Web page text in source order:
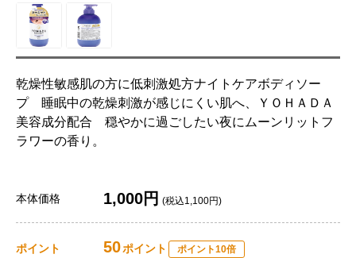
乾燥性敏感肌の方に低刺激処方ナイトケアボディソー
プ 睡眠中の乾燥刺激が感じにくい肌へ、ＹＯＨＡＤＡ
美容成分配合 穏やかに過ごしたい夜にムーンリットフ
ラワーの香り。
本体価格 1,000円 (税込1,100円)
ポイント 50ポイント ポイント10倍